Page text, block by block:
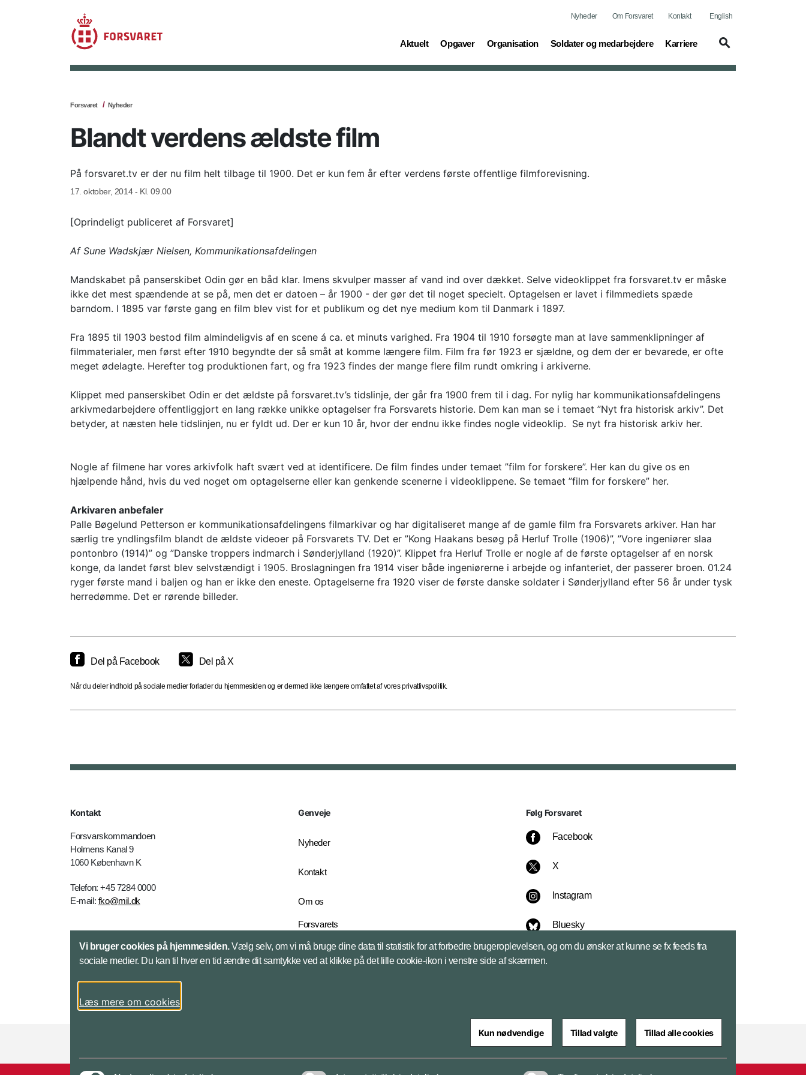
Nyheder Om Forsvaret Kontakt English
Aktuelt
(current) Opgaver
(current) Organisation
(current) Soldater og medarbejdere
(current) Karriere
(current)
Forsvaret Nyheder
Blandt verdens ældste film
På forsvaret.tv er der nu film helt tilbage til 1900. Det er kun fem år efter verdens første offentlige filmforevisning.
17. oktober, 2014 - Kl. 09.00
[Oprindeligt publiceret af Forsvaret]
Af Sune Wadskjær Nielsen, Kommunikationsafdelingen
Mandskabet på panserskibet Odin gør en båd klar. Imens skvulper masser af vand ind over dækket. Selve videoklippet fra forsvaret.tv er måske
ikke det mest spændende at se på, men det er datoen – år 1900 - der gør det til noget specielt. Optagelsen er lavet i filmmediets spæde
barndom. I 1895 var første gang en film blev vist for et publikum og det nye medium kom til Danmark i 1897.
Fra 1895 til 1903 bestod film almindeligvis af en scene á ca. et minuts varighed. Fra 1904 til 1910 forsøgte man at lave sammenklipninger af
filmmaterialer, men først efter 1910 begyndte der så småt at komme længere film. Film fra før 1923 er sjældne, og dem der er bevarede, er ofte
meget ødelagte. Herefter tog produktionen fart, og fra 1923 findes der mange flere film rundt omkring i arkiverne.
Klippet med panserskibet Odin er det ældste på forsvaret.tv’s tidslinje, der går fra 1900 frem til i dag. For nylig har kommunikationsafdelingens
arkivmedarbejdere offentliggjort en lang række unikke optagelser fra Forsvarets historie. Dem kan man se i temaet ”Nyt fra historisk arkiv”. Det
betyder, at næsten hele tidslinjen, nu er fyldt ud. Der er kun 10 år, hvor der endnu ikke findes nogle videoklip. Se nyt fra historisk arkiv her.
Nogle af filmene har vores arkivfolk haft svært ved at identificere. De film findes under temaet ”film for forskere”. Her kan du give os en
hjælpende hånd, hvis du ved noget om optagelserne eller kan genkende scenerne i videoklippene. Se temaet ”film for forskere” her.
Arkivaren anbefaler
Palle Bøgelund Petterson er kommunikationsafdelingens filmarkivar og har digitaliseret mange af de gamle film fra Forsvarets arkiver. Han har
særlig tre yndlingsfilm blandt de ældste videoer på Forsvarets TV. Det er ”Kong Haakans besøg på Herluf Trolle (1906)”, ”Vore ingeniører slaa
pontonbro (1914)” og ”Danske troppers indmarch i Sønderjylland (1920)”. Klippet fra Herluf Trolle er nogle af de første optagelser af en norsk
konge, da landet først blev selvstændigt i 1905. Broslagningen fra 1914 viser både ingeniørerne i arbejde og infanteriet, der passerer broen. 01.24
ryger første mand i baljen og han er ikke den eneste. Optagelserne fra 1920 viser de første danske soldater i Sønderjylland efter 56 år under tysk
herredømme. Det er rørende billeder.
Del på Facebook Del på X
Når du deler indhold på sociale medier forlader du hjemmesiden og er dermed ikke længere omfattet af vores privatlivspolitik.
Kontakt
Forsvarskommandoen
Holmens Kanal 9
1060 København K
Telefon: +45 7284 0000
E-mail: fko@mil.dk
Kontakt
Genveje
Nyheder
Kontakt
Om os
Forsvarets
English Edition
Følg Forsvaret
Facebook
X
Instagram
Bluesky
LinkedIn
Vi bruger cookies på hjemmesiden.Vælg selv, om vi må bruge dine data til statistik for at forbedre brugeroplevelsen, og om du ønsker at kunne se fx feeds fra
sociale medier. Du kan til hver en tid ændre dit samtykke ved at klikke på det lille cookie-ikon i venstre side af skærmen.
Læs mere om cookies
Kun nødvendige Tillad valgte Tillad alle cookies